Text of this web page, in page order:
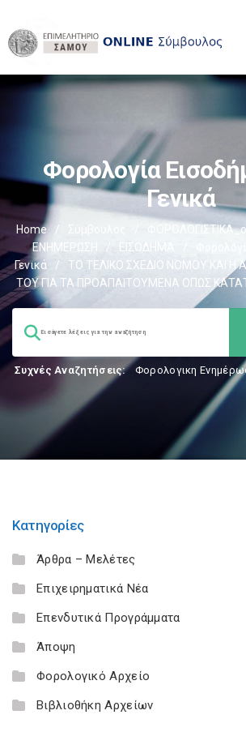
Φορολογία
Γενικά
Home / Σύμβουλος
ΕΝΗΜΕΡΩΣΗ
/ ΕΙΣΟΔΗΜΑ
Γενικά
/
ΤΟ ΤΕΛΙΚΟ ΣΧΕΔΙΟ ΝΟΜΟΥ ΚΑΙ Η
ΤΟΥ ΓΙΑ ΤΑ ΠΡΟΑΠΑΙΤΟΥΜΕΝΑ ΟΠΩΣ
Συχνές Αναζητήσεις: Φορολογικη
Κατηγορίες
Άρθρα – Μελέτες
Επιχειρηματικά Νέα
Επενδυτικά Προγράμματα
Άποψη
Φορολογικό Αρχείο
Βιβλιοθήκη Αρχείων